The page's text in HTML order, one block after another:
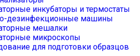
инкубаторы и термостаты
дезинфекционные машины
мешалки
микроскопы
для подготовки образцов